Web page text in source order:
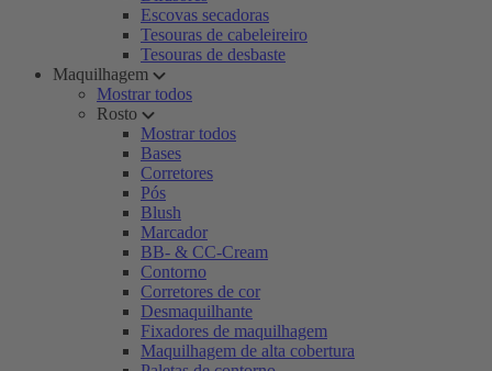
Escovas secadoras
Tesouras de cabeleireiro
Tesouras de desbaste
Maquilhagem
Mostrar todos
Rosto
Mostrar todos
Bases
Corretores
Pós
Blush
Marcador
BB- & CC-Cream
Contorno
Corretores de cor
Desmaquilhante
Fixadores de maquilhagem
Maquilhagem de alta cobertura